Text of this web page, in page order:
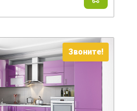
Звоните!